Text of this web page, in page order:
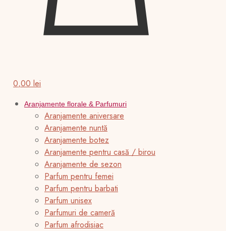
0,00 lei
Aranjamente florale & Parfumuri
Aranjamente aniversare
Aranjamente nuntă
Aranjamente botez
Aranjamente pentru casă / birou
Aranjamente de sezon
Parfum pentru femei
Parfum pentru barbati
Parfum unisex
Parfumuri de cameră
Parfum afrodisiac